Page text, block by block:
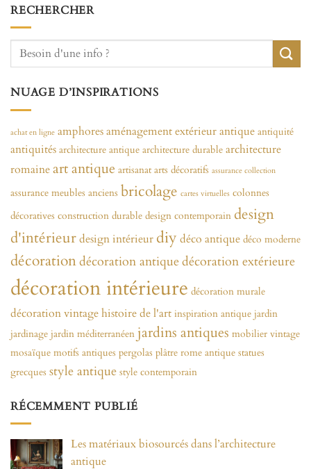
RECHERCHER
NUAGE D’INSPIRATIONS
achat en ligne amphoresaménagement extérieurantique antiquité
antiquités architecture antique architecture durable architecture
romaineart antique artisanat arts décoratifs assurance collection
assurance meubles anciens bricolage cartes virtuelles colonnes
décoratives construction durable design contemporain design
d'intérieurdesign intérieur diy déco antique déco moderne
décorationdécoration antiquedécoration extérieure
décoration intérieure décoration murale
décoration vintagehistoire de l'art inspiration antique jardin
jardinage jardin méditerranéen jardins antiques mobilier vintage
mosaïque motifs antiques pergolas plâtre rome antique statues
grecques style antique style contemporain
RÉCEMMENT PUBLIÉ
Les matériaux biosourcés dans l’architecture
antique